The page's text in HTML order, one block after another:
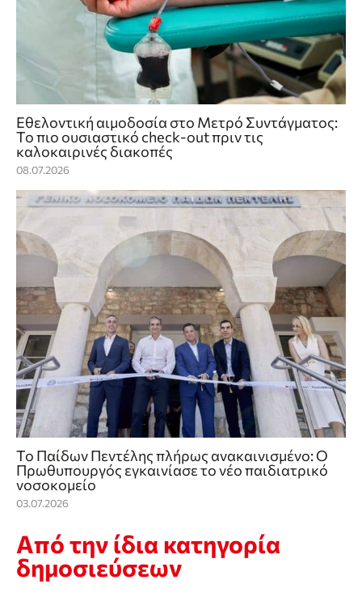
Εθελοντική αιμοδοσία στο Μετρό Συντάγματος:
Το πιο ουσιαστικό check‑out πριν τις
καλοκαιρινές διακοπές
08.07.2026
Το Παίδων Πεντέλης πλήρως ανακαινισμένο: Ο
Πρωθυπουργός εγκαινίασε το νέο παιδιατρικό
νοσοκομείο
03.07.2026
Από την ίδια κατηγορία
δημοσιεύσεων